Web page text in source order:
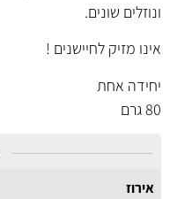
ונוזלים שונים.
אינו מזיק לחיישנים !
יחידה אחת
80 גרם
אירוז